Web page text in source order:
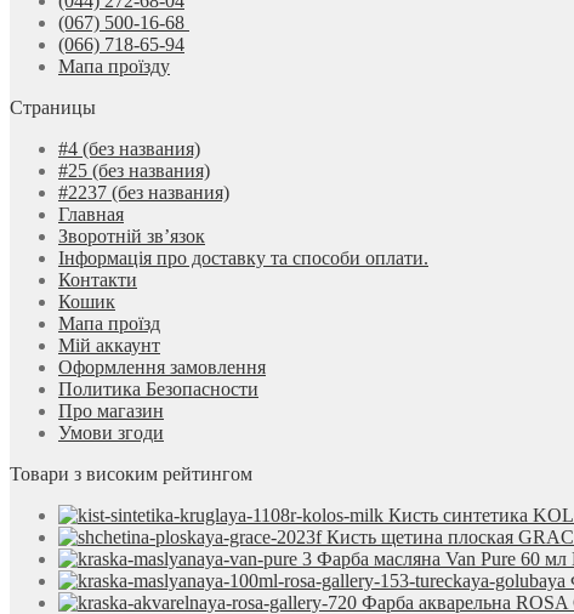
(067) 500-16-68
(066) 718-65-94
Мапа проїзду
Страницы
#4 (без названия)
#25 (без названия)
#2237 (без названия)
Главная
Зворотній зв’язок
Інформація про доставку та способи оплати.
Контакти
Кошик
Мапа проїзд
Мій аккаунт
Оформлення замовлення
Политика Безопасности
Про магазин
Умови згоди
Товари з високим рейтингом
Кисть синтетика
Кисть щетина плоская
Фарба масляна Van Pure 60
Фарба акварельна